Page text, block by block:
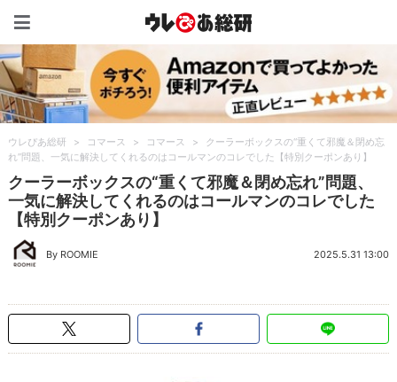
ウレぴあ総研 > コマース > コマース >
クーラーボックスの“重くて邪魔＆閉め忘
れ”問題、一気に解決してくれるのはコールマンのコレでした【特別クーポンあり】
クーラーボックスの“重くて邪魔＆閉め忘れ”問題、
一気に解決してくれるのはコールマンのコレでした
【特別クーポンあり】
By ROOMIE 2025.5.31 13:00